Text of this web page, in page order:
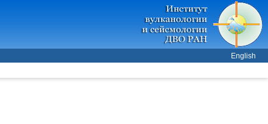
English